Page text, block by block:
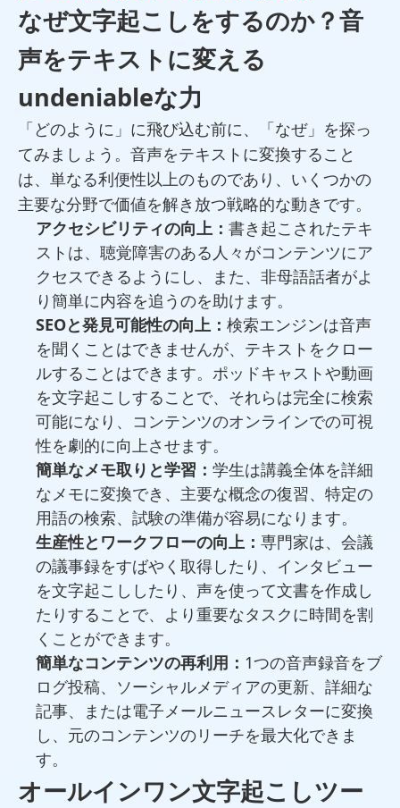
なぜ文字起こしをするのか？音
声をテキストに変える
undeniableな力
「どのように」に飛び込む前に、「なぜ」を探っ
てみましょう。音声をテキストに変換すること
は、単なる利便性以上のものであり、いくつかの
主要な分野で価値を解き放つ戦略的な動きです。
アクセシビリティの向上： 書き起こされたテキ
ストは、聴覚障害のある人々がコンテンツにア
クセスできるようにし、また、非母語話者がよ
り簡単に内容を追うのを助けます。
SEOと発見可能性の向上： 検索エンジンは音声
を聞くことはできませんが、テキストをクロー
ルすることはできます。ポッドキャストや動画
を文字起こしすることで、それらは完全に検索
可能になり、コンテンツのオンラインでの可視
性を劇的に向上させます。
簡単なメモ取りと学習： 学生は講義全体を詳細
なメモに変換でき、主要な概念の復習、特定の
用語の検索、試験の準備が容易になります。
生産性とワークフローの向上： 専門家は、会議
の議事録をすばやく取得したり、インタビュー
を文字起こししたり、声を使って文書を作成し
たりすることで、より重要なタスクに時間を割
くことができます。
簡単なコンテンツの再利用： 1つの音声録音をブ
ログ投稿、ソーシャルメディアの更新、詳細な
記事、または電子メールニュースレターに変換
し、元のコンテンツのリーチを最大化できま
す。
オールインワン文字起こしツー